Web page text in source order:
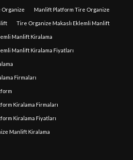
Organize Manlift Platform Tire Organize
Tire Organize Makaslı Eklemli Manlift
Manlift Kiralama
Manlift Kiralama Fiyatları
Firmaları
Kiralama Firmaları
Kiralama Fiyatları
Manlift Kiralama